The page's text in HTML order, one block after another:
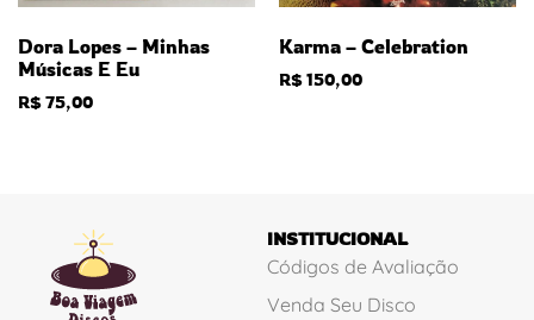
Dora Lopes – Minhas
Músicas E Eu
R$75,00
Karma – Celebration
R$150,00
INSTITUCIONAL
Códigos de Avaliação
Venda Seu Disco